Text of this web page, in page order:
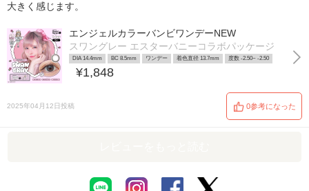
大きく感じます。
エンジェルカラーバンビワンデーNEW
スワングレー エスターバニーコラボパッケージ
DIA 14.4mm BC 8.5mm ワンデー 着色直径 13.7mm 度数 -2.50~ -2.50
¥1,848
2025年04月12日投稿 0参考になった